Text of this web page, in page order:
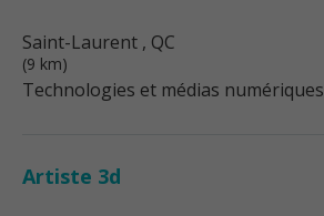
Saint-Laurent , QC
(9 km)
Technologies et médias numériques
Artiste 3d